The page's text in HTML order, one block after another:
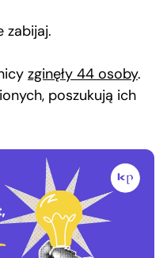
zabijaj.
zginęły 44 osoby.
poszukują ich